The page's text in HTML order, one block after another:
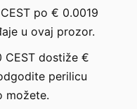
po € 0.0019
u ovaj prozor.
CEST dostiže €
perilicu
možete.